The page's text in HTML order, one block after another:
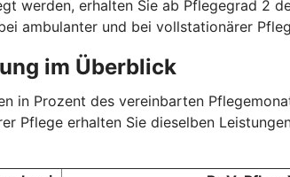
werden, erhalten Sie ab Pflegegrad 2
ambulanter und bei vollstationärer
im Überblick
in Prozent des vereinbarten
Pflege erhalten Sie dieselben